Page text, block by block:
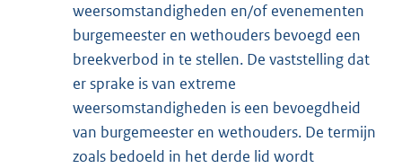
weersomstandigheden en/of evenementen
burgemeester en wethouders bevoegd een
breekverbod in te stellen. De vaststelling dat
er sprake is van extreme
weersomstandigheden is een bevoegdheid
van burgemeester en wethouders. De termijn
zoals bedoeld in het derde lid wordt